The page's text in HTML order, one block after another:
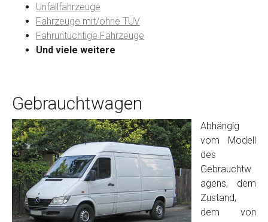
Name*
Email
PLZ und Ort
Foto Nr. 1
Unfallfahrzeuge
Fahrzeuge mit/ohne TÜV
Fahruntüchtige Fahrzeuge
Und viele weitere
Gebrauchtwagen
Abhängig
vom Modell
des
Gebrauchtw
agens, dem
Zustand,
dem von